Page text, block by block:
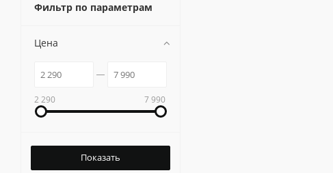
Фильтр по параметрам
Цена
2 290 7 990